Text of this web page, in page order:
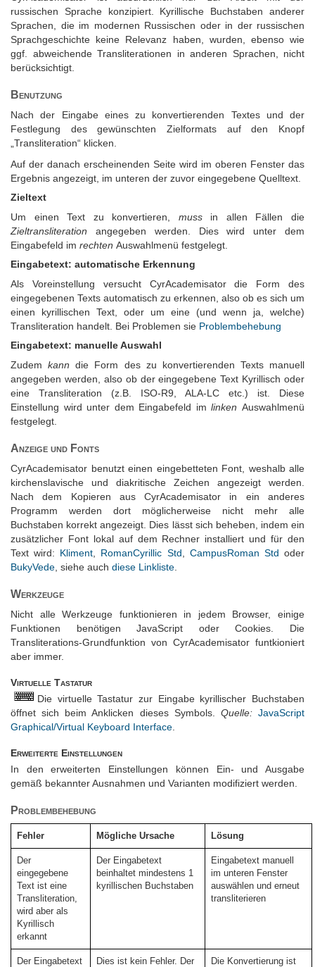
russischen Sprache konzipiert. Kyrillische Buchstaben anderer
Sprachen, die im modernen Russischen oder in der russischen
Sprachgeschichte keine Relevanz haben, wurden, ebenso wie
ggf. abweichende Transliterationen in anderen Sprachen, nicht
berücksichtigt.
Benutzung
Nach der Eingabe eines zu konvertierenden Textes und der
Festlegung des gewünschten Zielformats auf den Knopf
„Transliteration“ klicken.
Auf der danach erscheinenden Seite wird im oberen Fenster das
Ergebnis angezeigt, im unteren der zuvor eingegebene Quelltext.
Zieltext
Um einen Text zu konvertieren, muss in allen Fällen die
Zieltransliteration angegeben werden. Dies wird unter dem
Eingabefeld im rechten Auswahlmenü festgelegt.
Eingabetext: automatische Erkennung
Als Voreinstellung versucht CyrAcademisator die Form des
eingegebenen Texts automatisch zu erkennen, also ob es sich um
einen kyrillischen Text, oder um eine (und wenn ja, welche)
Transliteration handelt. Bei Problemen sie Problembehebung
Eingabetext: manuelle Auswahl
Zudemkanndie Form des zu konvertierenden Texts manuell
angegeben werden, also ob der eingegebene Text Kyrillisch oder
eine Transliteration (z.B. ISO-R9, ALA-LC etc.) ist. Diese
Einstellung wird unter dem Eingabefeld imlinkenAuswahlmenü
festgelegt.
Anzeige und Fonts
CyrAcademisator benutzt einen eingebetteten Font, weshalb alle
kirchenslavische und diakritische Zeichen angezeigt werden.
Nach dem Kopieren aus CyrAcademisator in ein anderes
Programm werden dort möglicherweise nicht mehr alle
Buchstaben korrekt angezeigt. Dies lässt sich beheben, indem ein
zusätzlicher Font lokal auf dem Rechner installiert und für den
Text wird: Kliment RomanCyrillic Std CampusRoman Std oder
BukyVede , siehe auch diese Linkliste
Werkzeuge
Nicht alle Werkzeuge funktionieren in jedem Browser, einige
Funktionen benötigen JavaScript oder Cookies. Die
Transliterations-Grundfunktion von CyrAcademisator funtkioniert
aber immer.
Virtuelle Tastatur
Die virtuelle Tastatur zur Eingabe kyrillischer Buchstaben
öffnet sich beim Anklicken dieses Symbols. Quelle: JavaScript
Graphical/Virtual Keyboard Interface
Erweiterte Einstellungen
In den erweiterten Einstellungen können Ein- und Ausgabe
gemäß bekannter Ausnahmen und Varianten modifiziert werden.
Problembehebung
Fehler Mögliche Ursache Lösung
Der
eingegebene
Text ist eine
Transliteration,
wird aber als
Kyrillisch
erkannt
Der Eingabetext
beinhaltet mindestens 1
kyrillischen Buchstaben
Eingabetext manuell
im unteren Fenster
auswählen und erneut
transliterieren
Der Eingabetext
Dies ist kein Fehler. Der
Die Konvertierung ist